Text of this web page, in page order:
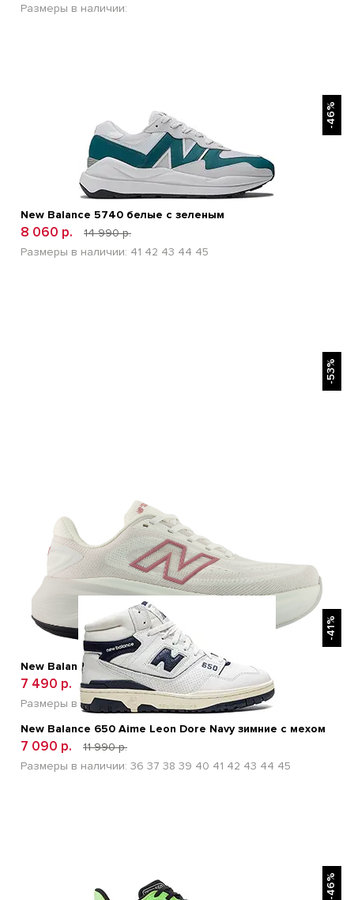
Размеры в наличии:
-46%
New Balance 5740 белые с зеленым
8 060 р.
14 990 р.
Размеры в наличии: 41 42 43 44 45
-53%
New Balance Fresh Foam X More V6 White
7 490 р.
15 900 р.
Размеры в наличии:36 37 38 39 40 41
БЫСТРЫЙ ПРОСМОТР
-41%
New Balance 650 Aime Leon Dore Navy зимние с мехом
7 090 р.
11 990 р.
Размеры в наличии: 36 37 38 39 40 41 42 43 44 45
-46%